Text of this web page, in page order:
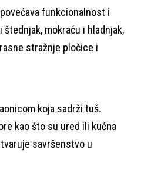
funkcionalnost i
mokraću i hladnjak,
stražnje pločice i
koja sadrži tuš.
kao što su ured ili kućna
savršenstvo u